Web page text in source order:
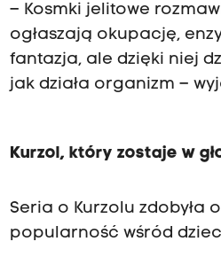
– Kosmki jelitowe
ogłaszają okupację,
fantazja, ale dzięki niej
jak działa organizm –
Kurzol, który zostaje w
Seria o Kurzolu zdobyła
popularność wśród